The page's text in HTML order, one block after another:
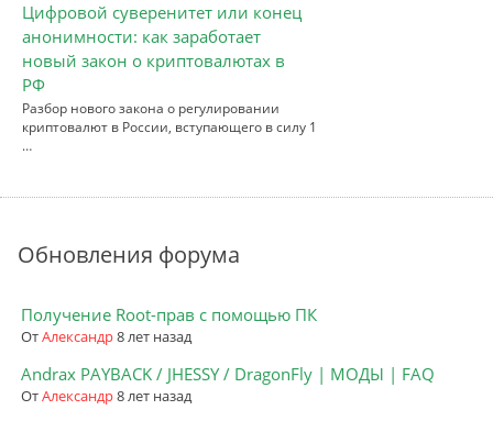
Цифровой суверенитет или конец
анонимности: как заработает
новый закон о криптовалютах в
РФ
Разбор нового закона о регулировании
криптовалют в России, вступающего в силу 1
…
Обновления форума
Получение Root-прав с помощью ПК
ОтАлександр8 лет назад
Andrax PAYBACK / JHESSY / DragonFly | МОДЫ | FAQ
ОтАлександр8 лет назад